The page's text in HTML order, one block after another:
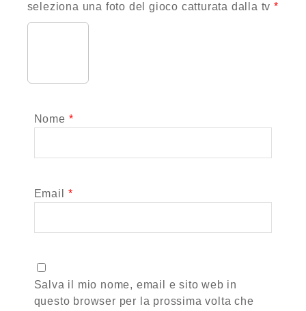
seleziona una foto del gioco catturata dalla tv*
Nome *
Email *
Salva il mio nome, email e sito web in
questo browser per la prossima volta che